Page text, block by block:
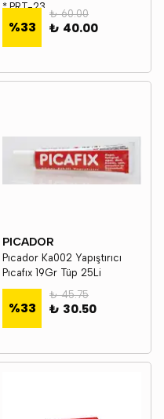
*.PRT-23
%33
₺ 60.00
₺ 40.00
PICADOR
Pıcador Ka002 Yapıştırıcı
Pıcafıx 19Gr Tüp 25Li
%33
₺ 45.75
₺ 30.50